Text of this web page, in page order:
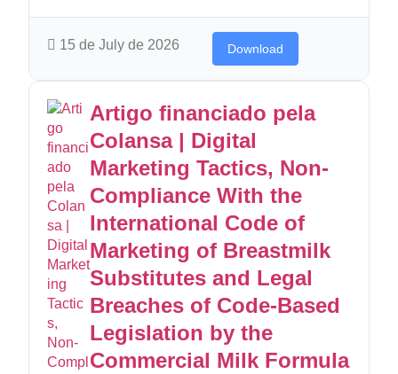
15 de July de 2026 Download
Artigo financiado pela
Colansa | Digital
Marketing Tactics, Non-
Compliance With the
International Code of
Marketing of Breastmilk
Substitutes and Legal
Breaches of Code-Based
Legislation by the
Commercial Milk Formula